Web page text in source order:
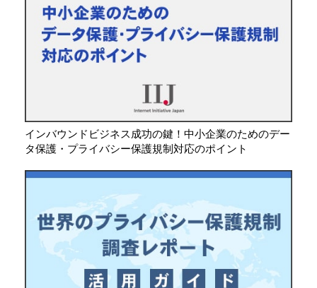
インバウンドビジネス成功の鍵！中小企業のためのデー
タ保護・プライバシー保護規制対応のポイント